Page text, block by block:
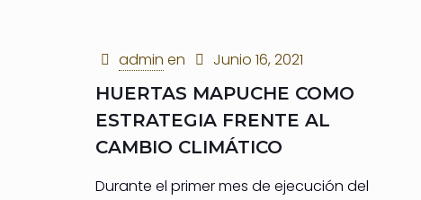
admin en Junio 16, 2021
HUERTAS MAPUCHE COMO
ESTRATEGIA FRENTE AL
CAMBIO CLIMÁTICO
Durante el primer mes de ejecución del